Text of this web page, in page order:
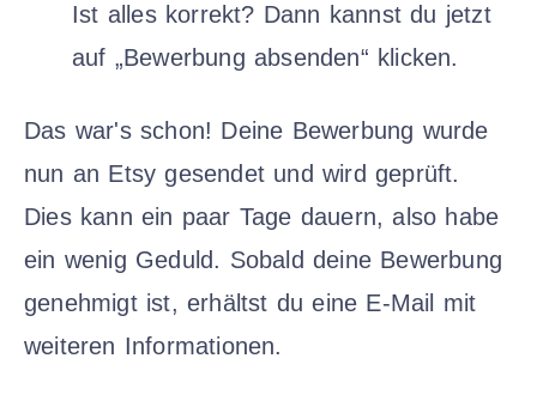
Ist alles korrekt? Dann kannst du jetzt
auf „Bewerbung absenden“ klicken.
Das war's schon! Deine Bewerbung wurde
nun an Etsy gesendet und wird geprüft.
Dies kann ein paar Tage dauern, also habe
ein wenig Geduld. Sobald deine Bewerbung
genehmigt ist, erhältst du eine E-Mail mit
weiteren Informationen.